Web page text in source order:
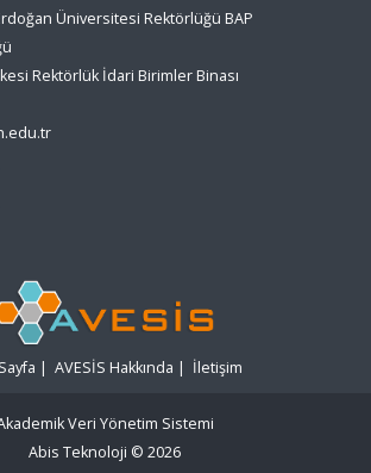
Üniversitesi Rektörlüğü BAP
Rektörlük İdari Birimler Binası
| AVESİS Hakkında | İletişim
Veri Yönetim Sistemi
Abis Teknoloji © 2026